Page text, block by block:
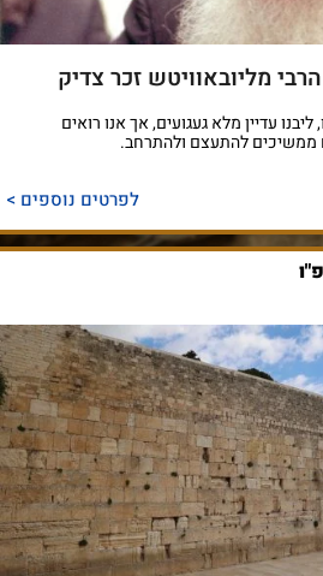
מליובאוויטש זכר צדיק
ליבנו עדיין מלא געגועים, אך אנו רואים
ממשיכים להתעצם ולהתרחב.
לפרטים נוספים >